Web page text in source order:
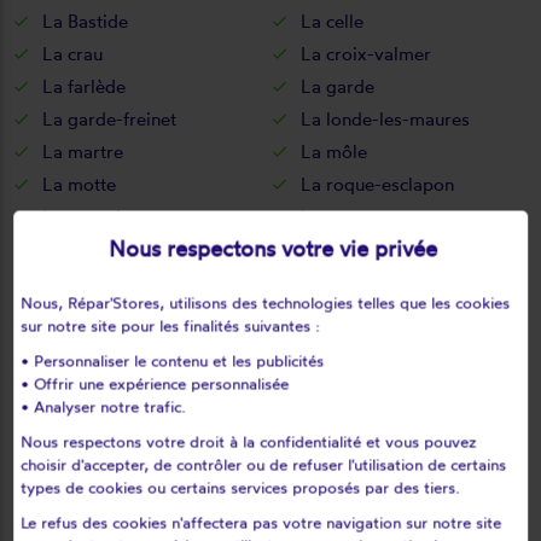
La Bastide
La celle
La crau
La croix-valmer
La farlède
La garde
La garde-freinet
La londe-les-maures
La martre
La môle
La motte
La roque-esclapon
La roquebrussanne
La seyne-sur-mer
La valette-du-var
La verdière
Le cannet-des-maures
Le castellet
Le muy
Le pradet
Le thoronet
Le val
Les adrets-de-l'estérel
Les arcs
Nous respectons votre vie privée
Nous, Répar'Stores, utilisons des technologies telles que les cookies
sur notre site pour les finalités suivantes :
• Personnaliser le contenu et les publicités
• Offrir une expérience personnalisée
• Analyser notre trafic.
Nous respectons votre droit à la confidentialité et vous pouvez
choisir d'accepter, de contrôler ou de refuser l'utilisation de certains
types de cookies ou certains services proposés par des tiers.
Le refus des cookies n'affectera pas votre navigation sur notre site